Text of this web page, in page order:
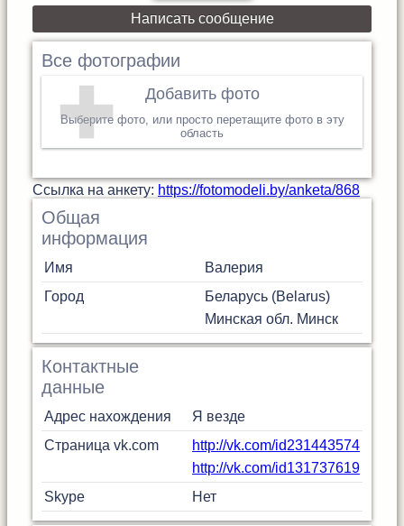
Написать сообщение
Все фотографии
Добавить фото
Выберите фото, или просто перетащите фото в эту
область
Cсылка на анкету: https://fotomodeli.by/anketa/868
Общая
информация
Имя
Валерия
Город
Беларусь (Belarus)
Минская обл. Минск
Контактные
данные
Адрес нахождения
Я везде
Страница vk.com
http://vk.com/id231443574
http://vk.com/id131737619
Skype
Нет